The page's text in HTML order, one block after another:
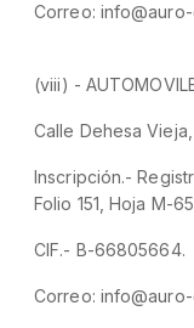
Correo:
(viii) -
Calle Dehesa
Inscripción.-
Folio 151, Hoja M-
CIF.- B-66805664.
Correo: